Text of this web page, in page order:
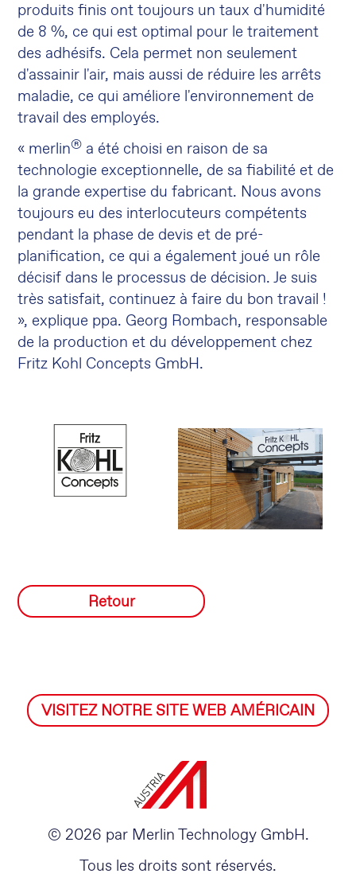
produits finis ont toujours un taux d'humidité
de 8 %, ce qui est optimal pour le traitement
des adhésifs. Cela permet non seulement
d'assainir l'air, mais aussi de réduire les arrêts
maladie, ce qui améliore l'environnement de
travail des employés.
« merlin® a été choisi en raison de sa
technologie exceptionnelle, de sa fiabilité et de
la grande expertise du fabricant. Nous avons
toujours eu des interlocuteurs compétents
pendant la phase de devis et de pré-
planification, ce qui a également joué un rôle
décisif dans le processus de décision. Je suis
très satisfait, continuez à faire du bon travail !
», explique ppa. Georg Rombach, responsable
de la production et du développement chez
Fritz Kohl Concepts GmbH.
Retour
VISITEZ NOTRE SITE WEB AMÉRICAIN
© 2026 par Merlin Technology GmbH.
Tous les droits sont réservés.